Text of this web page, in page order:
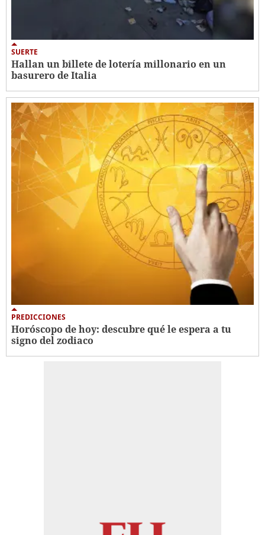
SUERTE
Hallan un billete de lotería millonario en un
basurero de Italia
PREDICCIONES
Horóscopo de hoy: descubre qué le espera a tu
signo del zodiaco